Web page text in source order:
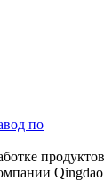
по
продуктов
Qingdao